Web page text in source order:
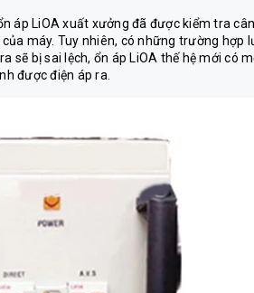
áp LiOA xuất xưởng đã được kiểm tra cân
máy. Tuy nhiên, có những trường hợp
sẽ bị sai lệch, ổn áp LiOA thế hệ mới có
được điện áp ra.